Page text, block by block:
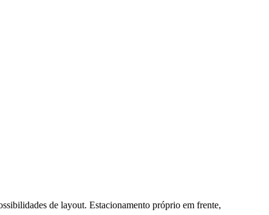
de layout. Estacionamento próprio em frente,